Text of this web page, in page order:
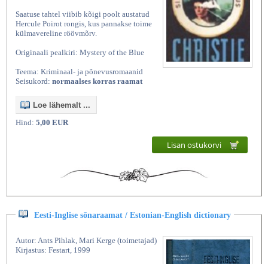
Saatuse tahtel viibib kõigi poolt austatud
Hercule Poirot rongis, kus pannakse toime
külmavereline röövmõrv.
Originaali pealkiri: Mystery of the Blue
Teema: Kriminaal- ja põnevusromaanid
Seisukord: normaalses korras raamat
Loe lähemalt ...
Hind: 5,00 EUR
Lisan ostukorvi
Eesti-Inglise sõnaraamat / Estonian-English dictionary
Autor: Ants Pihlak, Mari Kerge (toimetajad)
Kirjastus: Festart, 1999